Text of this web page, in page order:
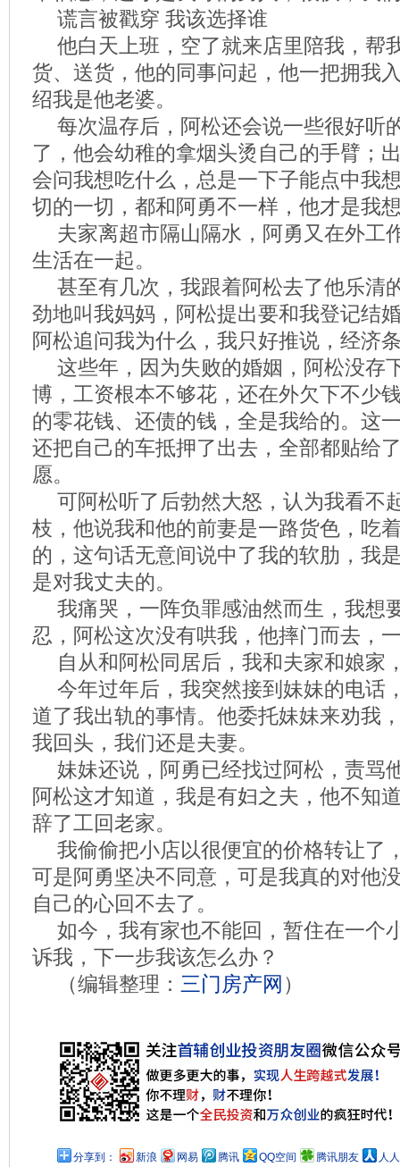
谎言被戳穿 我该选择谁
他白天上班，空了就来店里陪我，帮
货、送货，他的同事问起，他一把拥我
绍我是他老婆。
每次温存后，阿松还会说一些很好听
了，他会幼稚的拿烟头烫自己的手臂；
会问我想吃什么，总是一下子能点中
切的一切，都和阿勇不一样，他才是我
夫家离超市隔山隔水，阿勇又在外工
生活在一起。
甚至有几次，我跟着阿松去了他乐清
劲地叫我妈妈，阿松提出要和我登记结
阿松追问我为什么，我只好推说，经济
这些年，因为失败的婚姻，阿松没存
博，工资根本不够花，还在外欠下不少
的零花钱、还债的钱，全是我给的。这
还把自己的车抵押了出去，全部都贴给
愿。
可阿松听了后勃然大怒，认为我看不
枝，他说我和他的前妻是一路货色，吃
的，这句话无意间说中了我的软肋，我
是对我丈夫的。
我痛哭，一阵负罪感油然而生，我想
忍，阿松这次没有哄我，他摔门而去，
自从和阿松同居后，我和夫家和娘家
今年过年后，我突然接到妹妹的电话
道了我出轨的事情。他委托妹妹来劝我
我回头，我们还是夫妻。
妹妹还说，阿勇已经找过阿松，责骂
阿松这才知道，我是有妇之夫，他不知
辞了工回老家。
我偷偷把小店以很便宜的价格转让了
可是阿勇坚决不同意，可是我真的对他
自己的心回不去了。
如今，我有家也不能回，暂住在一个
诉我，下一步我该怎么办？
（编辑整理： 三门房产网 ）
分享到： 新浪 网易 腾讯 QQ空间 腾讯朋友 人